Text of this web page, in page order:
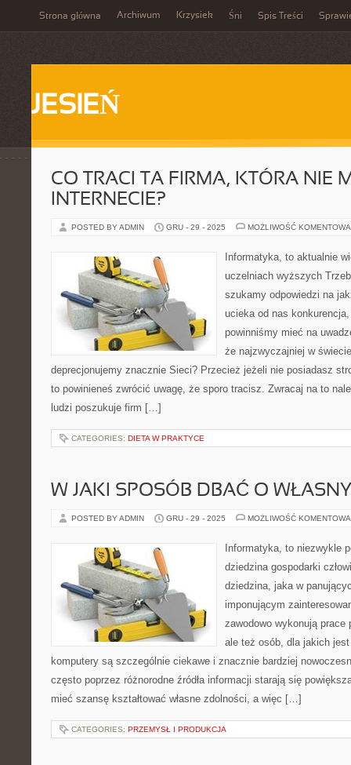
Strona główna Archiwum Krzysiek Śni Spis Treści
JESIEŃ
CO TRACI TA FIRMA, KTÓRA NIE
INTERNECIE?
POSTED BY ADMIN GRU - 29 - 2025 MOŻLIWOŚĆ
Informatyka, to aktualnie
uczelniach wyższych
szukamy odpowiedzi na
ucieka od nas
powinniśmy mieć na
że najzwyczajniej w
deprecjonujemy znacznie Sieci? Przecież jeżeli nie posiadasz
to powinieneś zwrócić uwagę, że sporo tracisz. Zwracaj na to
ludzi poszukuje firm […]
CATEGORIES: DIETA W PRAKTYCE
W JAKI SPOSÓB DBAĆ O
POSTED BY ADMIN GRU - 29 - 2025 MOŻLIWOŚĆ
Informatyka, to niezwykle
dziedzina gospodarki
dziedzina, jaka w
imponującym
zawodowo wykonują
ale też osób, dla jakich
komputery są szczególnie ciekawe i znacznie bardziej
często poprzez różnorodne źródła informacji starają się
mieć szansę kształtować własne zdolności, a więc […]
CATEGORIES: PRZEMYSŁ I PRODUKCJA